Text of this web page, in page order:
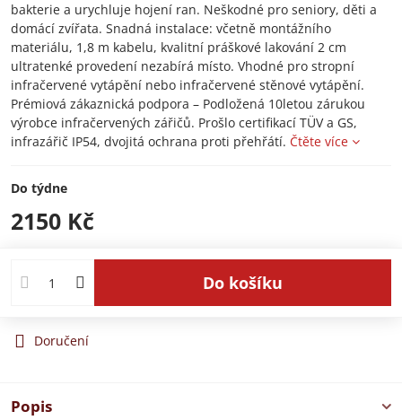
bakterie a urychluje hojení ran. Neškodné pro seniory, děti a
domácí zvířata. Snadná instalace: včetně montážního
materiálu, 1,8 m kabelu, kvalitní práškové lakování 2 cm
ultratenké provedení nezabírá místo. Vhodné pro stropní
infračervené vytápění nebo infračervené stěnové vytápění.
Prémiová zákaznická podpora – Podložená 10letou zárukou
výrobce infračervených zářičů. Prošlo certifikací TÜV a GS,
infrazářič IP54, dvojitá ochrana proti přehřátí. Čtěte více
Do týdne
2150 Kč
Do košíku
Doručení
Popis